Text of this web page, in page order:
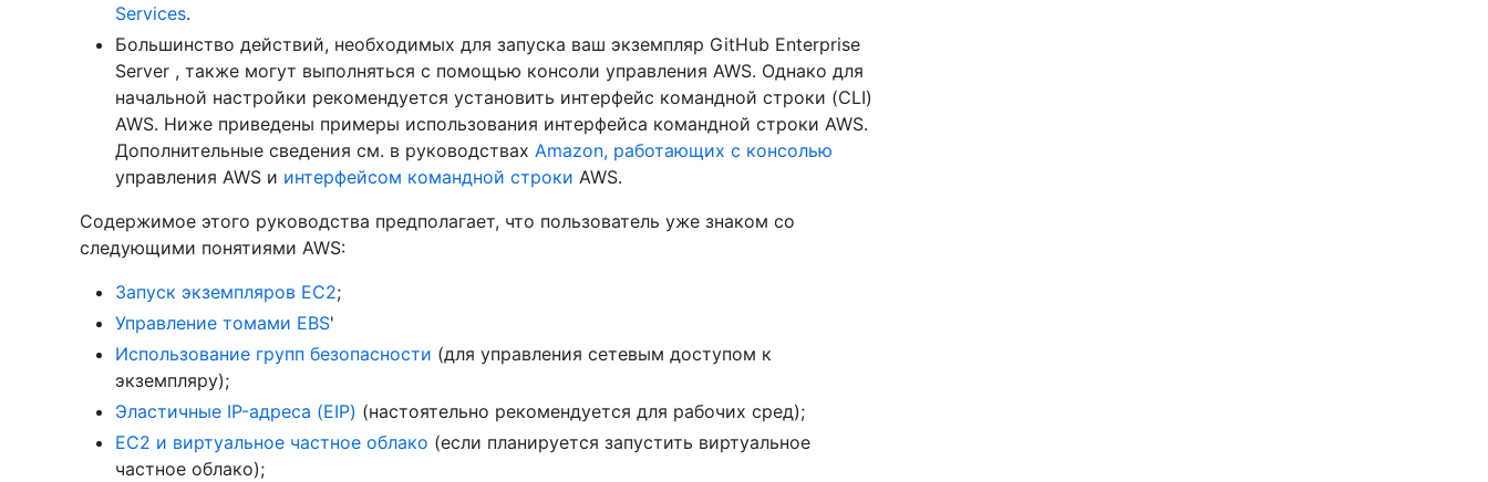
Services.
Большинство действий, необходимых для запуска ваш экземпляр GitHub Enterprise
Server , также могут выполняться с помощью консоли управления AWS. Однако для
начальной настройки рекомендуется установить интерфейс командной строки (CLI)
AWS. Ниже приведены примеры использования интерфейса командной строки AWS.
Дополнительные сведения см. в руководствах Amazon, работающих с консолью
управления AWS и интерфейсом командной строки AWS.
Содержимое этого руководства предполагает, что пользователь уже знаком со
следующими понятиями AWS:
Запуск экземпляров EC2;
Управление томами EBS'
Использование групп безопасности (для управления сетевым доступом к
экземпляру);
Эластичные IP-адреса (EIP) (настоятельно рекомендуется для рабочих сред);
EC2 и виртуальное частное облако (если планируется запустить виртуальное
частное облако);